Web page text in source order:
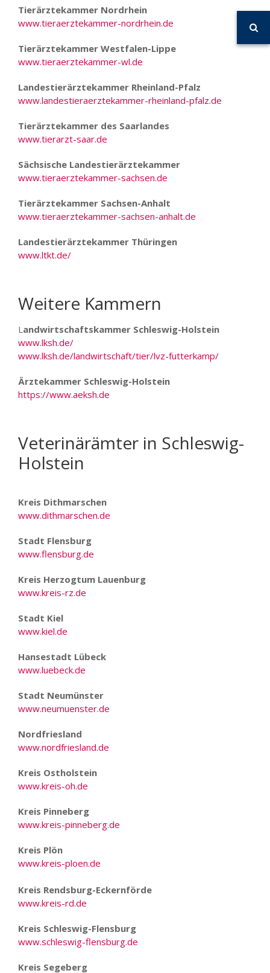
Tierärztekammer Nordrhein
www.tieraerztekammer-nordrhein.de
Tierärztekammer Westfalen-Lippe
www.tieraerztekammer-wl.de
Landestierärztekammer Rheinland-Pfalz
www.landestieraerztekammer-rheinland-pfalz.de
Tierärztekammer des Saarlandes
www.tierarzt-saar.de
Sächsische Landestierärztekammer
www.tieraerztekammer-sachsen.de
Tierärztekammer Sachsen-Anhalt
www.tieraerztekammer-sachsen-anhalt.de
Landestierärztekammer Thüringen
www.ltkt.de/
Weitere Kammern
Landwirtschaftskammer Schleswig-Holstein
www.lksh.de/
www.lksh.de/landwirtschaft/tier/lvz-futterkamp/
Ärztekammer Schleswig-Holstein
https://www.aeksh.de
Veterinärämter in Schleswig-
Holstein
Kreis Dithmarschen
www.dithmarschen.de
Stadt Flensburg
www.flensburg.de
Kreis Herzogtum Lauenburg
www.kreis-rz.de
Stadt Kiel
www.kiel.de
Hansestadt Lübeck
www.luebeck.de
Stadt Neumünster
www.neumuenster.de
Nordfriesland
www.nordfriesland.de
Kreis Ostholstein
www.kreis-oh.de
Kreis Pinneberg
www.kreis-pinneberg.de
Kreis Plön
www.kreis-ploen.de
Kreis Rendsburg-Eckernförde
www.kreis-rd.de
Kreis Schleswig-Flensburg
www.schleswig-flensburg.de
Kreis Segeberg